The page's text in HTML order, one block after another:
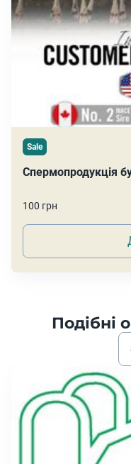
Sale
Спермопродукція
100 грн
Подібні